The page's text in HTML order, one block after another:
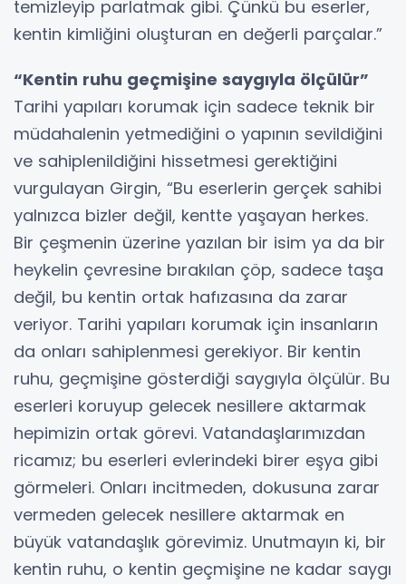
temizleyip parlatmak gibi. Çünkü bu eserler,
kentin kimliğini oluşturan en değerli parçalar.”
“Kentin ruhu geçmişine saygıyla ölçülür”
Tarihi yapıları korumak için sadece teknik bir
müdahalenin yetmediğini o yapının sevildiğini
ve sahiplenildiğini hissetmesi gerektiğini
vurgulayan Girgin, “Bu eserlerin gerçek sahibi
yalnızca bizler değil, kentte yaşayan herkes.
Bir çeşmenin üzerine yazılan bir isim ya da bir
heykelin çevresine bırakılan çöp, sadece taşa
değil, bu kentin ortak hafızasına da zarar
veriyor. Tarihi yapıları korumak için insanların
da onları sahiplenmesi gerekiyor. Bir kentin
ruhu, geçmişine gösterdiği saygıyla ölçülür. Bu
eserleri koruyup gelecek nesillere aktarmak
hepimizin ortak görevi. Vatandaşlarımızdan
ricamız; bu eserleri evlerindeki birer eşya gibi
görmeleri. Onları incitmeden, dokusuna zarar
vermeden gelecek nesillere aktarmak en
büyük vatandaşlık görevimiz. Unutmayın ki, bir
kentin ruhu, o kentin geçmişine ne kadar saygı